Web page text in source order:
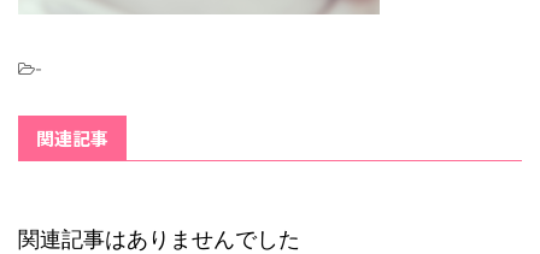
-
関連記事
関連記事はありませんでした